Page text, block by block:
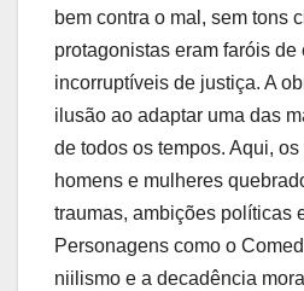
bem contra o mal, sem tons
protagonistas eram faróis
incorruptíveis de justiça. A
ilusão ao adaptar uma das
de todos os tempos. Aqui,
homens e mulheres
traumas, ambições políticas
Personagens como o
niilismo e a decadência